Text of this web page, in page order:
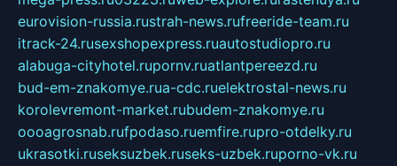
eurovision-russia.rustrah-news.rufreeride-team.ru
itrack-24.rusexshopexpress.ruautostudiopro.ru
alabuga-cityhotel.rupornv.ruatlantpereezd.ru
bud-em-znakomye.rua-cdc.ruelektrostal-news.ru
korolevremont-market.rubudem-znakomye.ru
oooagrosnab.rufpodaso.ruemfire.rupro-otdelky.ru
ukrasotki.ruseksuzbek.ruseks-uzbek.ruporno-vk.ru